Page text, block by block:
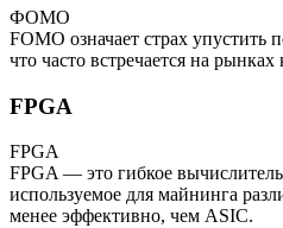
ФOMO
FOMO означает страх упустить
что часто встречается на
FPGA
FPGA
FPGA — это гибкое
используемое для майнинга
менее эффективно, чем ASIC.